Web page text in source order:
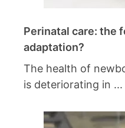
Perinatal care: the
adaptation?
The health of
is deteriorating in ...